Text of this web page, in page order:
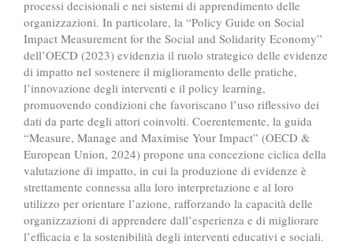
processi decisionali e nei sistemi di apprendimento delle
organizzazioni. In particolare, la “Policy Guide on Social
Impact Measurement for the Social and Solidarity Economy”
dell’OECD (2023) evidenzia il ruolo strategico delle evidenze
di impatto nel sostenere il miglioramento delle pratiche,
l’innovazione degli interventi e il policy learning,
promuovendo condizioni che favoriscano l’uso riflessivo dei
dati da parte degli attori coinvolti. Coerentemente, la guida
“Measure, Manage and Maximise Your Impact” (OECD &
European Union, 2024) propone una concezione ciclica della
valutazione di impatto, in cui la produzione di evidenze è
strettamente connessa alla loro interpretazione e al loro
utilizzo per orientare l’azione, rafforzando la capacità delle
organizzazioni di apprendere dall’esperienza e di migliorare
l’efficacia e la sostenibilità degli interventi educativi e sociali.